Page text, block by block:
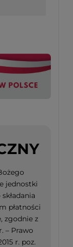
jednostki
płatności
zgodnie z
– Prawo
r. poz.